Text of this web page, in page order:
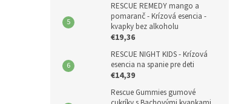
RESCUE REMEDY mango a
pomaranč - Krízová esencia -
kvapky bez alkoholu
€19,36
RESCUE NIGHT KIDS - Krízová
esencia na spanie pre deti
€14,39
Rescue Gummies gumové